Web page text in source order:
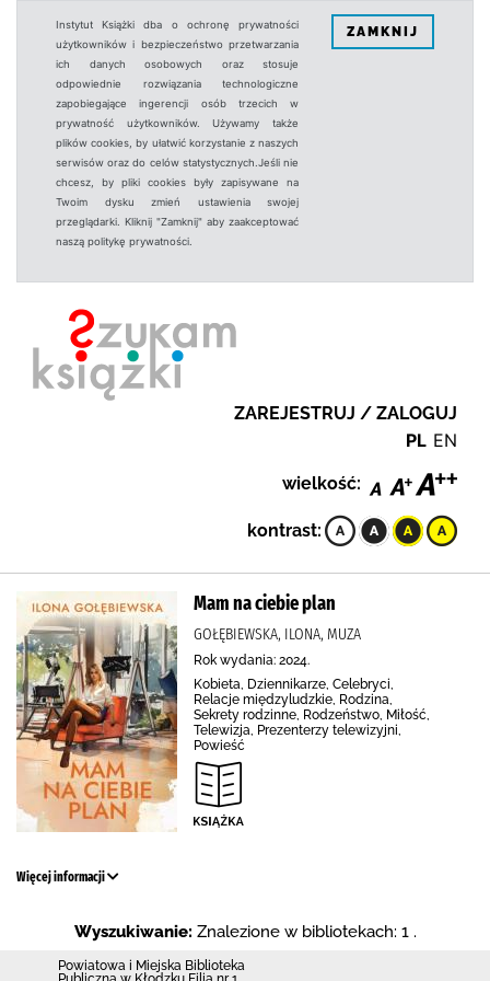
Instytut Książki dba o ochronę prywatności
użytkowników i bezpieczeństwo przetwarzania
ich danych osobowych oraz stosuje
odpowiednie rozwiązania technologiczne
zapobiegające ingerencji osób trzecich w
prywatność użytkowników. Używamy także
plików cookies, by ułatwić korzystanie z naszych
serwisów oraz do celów statystycznych.Jeśli nie
chcesz, by pliki cookies były zapisywane na
Twoim dysku zmień ustawienia swojej
przeglądarki. Kliknij "Zamknij" aby zaakceptować
naszą politykę prywatności.
ZAMKNIJ
ZAREJESTRUJ / ZALOGUJ
PL EN
wielkość:
kontrast:
Mam na ciebie plan
GOŁĘBIEWSKA, ILONA, MUZA
Rok wydania: 2024.
Kobieta, Dziennikarze, Celebryci,
Relacje międzyludzkie, Rodzina,
Sekrety rodzinne, Rodzeństwo, Miłość,
Telewizja, Prezenterzy telewizyjni,
Powieść
Więcej informacji
Wyszukiwanie: Znalezione w bibliotekach: 1 .
Powiatowa i Miejska Biblioteka